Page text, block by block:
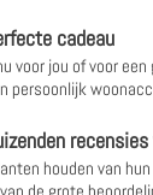
cadeau
voor jou of voor
persoonlijk
houden van
de grote